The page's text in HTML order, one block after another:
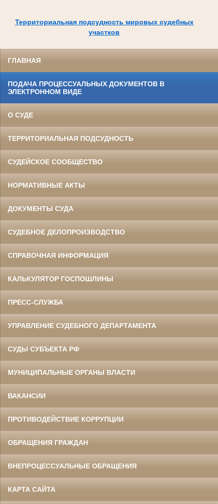
Территориальная подсудность мировых судебных
участков
ГЛАВНАЯ
ПОДАЧА ПРОЦЕССУАЛЬНЫХ ДОКУМЕНТОВ В
ЭЛЕКТРОННОМ ВИДЕ
О СУДЕ
ТЕРРИТОРИАЛЬНАЯ ПОДСУДНОСТЬ
СУДЕЙСКОЕ СООБЩЕСТВО
НОРМАТИВНЫЕ АКТЫ
ДОКУМЕНТЫ СУДА
СУДЕБНОЕ ДЕЛОПРОИЗВОДСТВО
СПРАВОЧНАЯ ИНФОРМАЦИЯ
КАЛЬКУЛЯТОР ГОСПОШЛИНЫ
ПРЕСС-СЛУЖБА
УПРАВЛЕНИЕ СУДЕБНОГО ДЕПАРТАМЕНТА
СУДЫ СУБЪЕКТА РФ
МУНИЦИПАЛЬНЫЕ ОРГАНЫ ВЛАСТИ
ВАКАНСИИ
ПРОТИВОДЕЙСТВИЕ КОРРУПЦИИ
ОБРАЩЕНИЯ ГРАЖДАН
ВНЕПРОЦЕССУАЛЬНЫЕ ОБРАЩЕНИЯ
КАРТА САЙТА